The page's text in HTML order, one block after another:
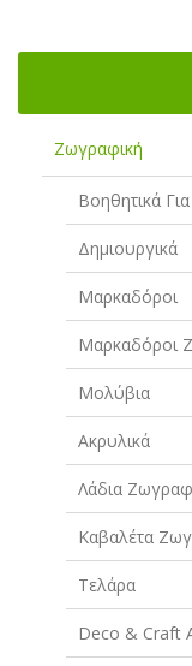
Ζωγραφική
Βοηθητικά
Δημιουργικά
Μαρκαδόροι
Μαρκαδόροι
Μολύβια
Ακρυλικά
Λάδια
Καβαλέτα
Τελάρα
Deco & Craft